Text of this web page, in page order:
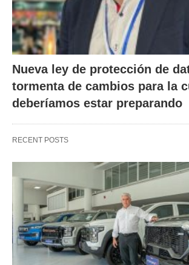
Nueva ley de protección de
tormenta de cambios para la
deberíamos estar preparando
RECENT POSTS